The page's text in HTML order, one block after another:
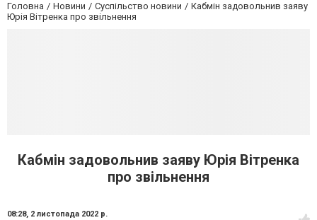
Головна Новини Суспільство новини
Кабмін задовольнив заяву
Юрія Вітренка про звільнення
Кабмін задовольнив заяву Юрія Вітренка
про звільнення
08:28, 2 листопада 2022 р.